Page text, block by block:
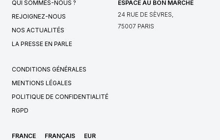
QUI SOMMES-NOUS ?
REJOIGNEZ-NOUS
NOS ACTUALITÉS
LA PRESSE EN PARLE
ESPACE AU BON MARCHÉ
24 RUE DE SÈVRES,
75007 PARIS
CONDITIONS GÉNÉRALES
MENTIONS LÉGALES
POLITIQUE DE CONFIDENTIALITÉ
RGPD
FRANCE FRANÇAIS EUR